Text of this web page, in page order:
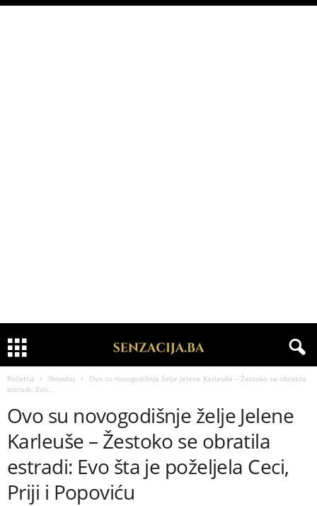
Početna Showbiz
Ovo su novogodišnje želje Jelene Karleuše – Žestoko se obratila
estradi: Evo...
Ovo su novogodišnje želje Jelene
Karleuše – Žestoko se obratila
estradi: Evo šta je poželjela Ceci,
Priji i Popoviću